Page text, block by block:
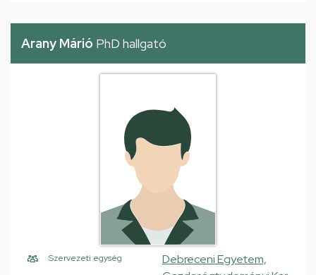
Arany Márió PhD hallgató
Szervezeti egység
Debreceni Egyetem,